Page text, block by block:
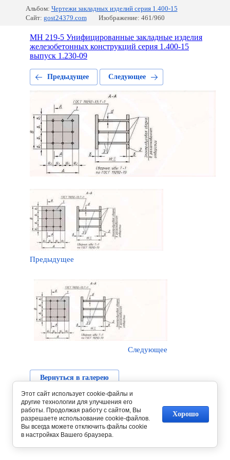
Альбом: Чертежи закладных изделий серия 1.400-15
Сайт: gost24379.com Изображение: 461/960
МН 219-5 Унифицированные закладные изделия
железобетонных конструкций серия 1.400-15
выпуск 1.230-09
Предыдущее Следующее
Предыдущее
Следующее
Вернуться в галерею
Этот сайт использует cookie-файлы и
другие технологии для улучшения его
работы. Продолжая работу с сайтом, Вы
разрешаете использование cookie-файлов.
Вы всегда можете отключить файлы cookie
в настройках Вашего браузера.
Хорошо